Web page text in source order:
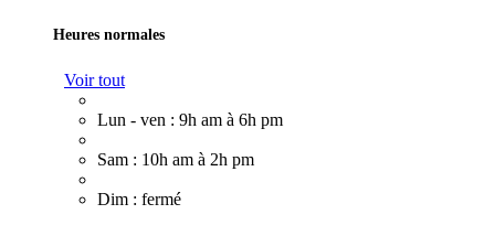
Heures normales
Voir tout
Lun - ven : 9h am à 6h pm
Sam : 10h am à 2h pm
Dim : fermé